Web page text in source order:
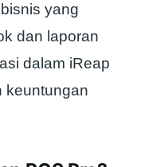
yang
dan laporan
dalam iReap
keuntungan